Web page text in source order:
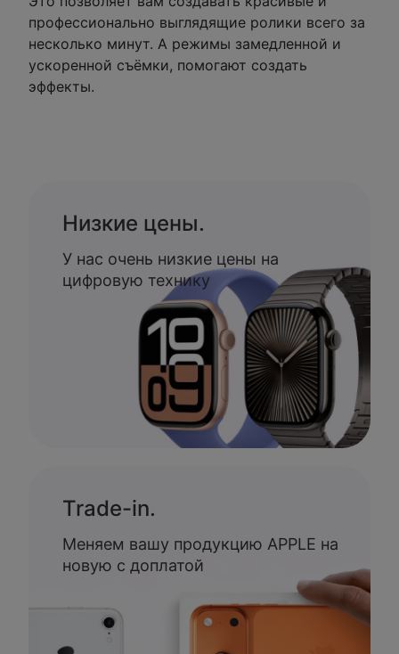
профессионально выглядящие ролики всего за
несколько минут. А режимы замедленной и
ускоренной съёмки, помогают создать
эффекты.
Низкие цены.
У нас очень низкие цены на
цифровую технику
Trade-in.
Меняем вашу продукцию APPLE на
новую с доплатой